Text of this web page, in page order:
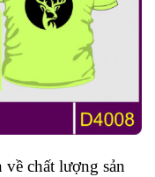
chất lượng sản